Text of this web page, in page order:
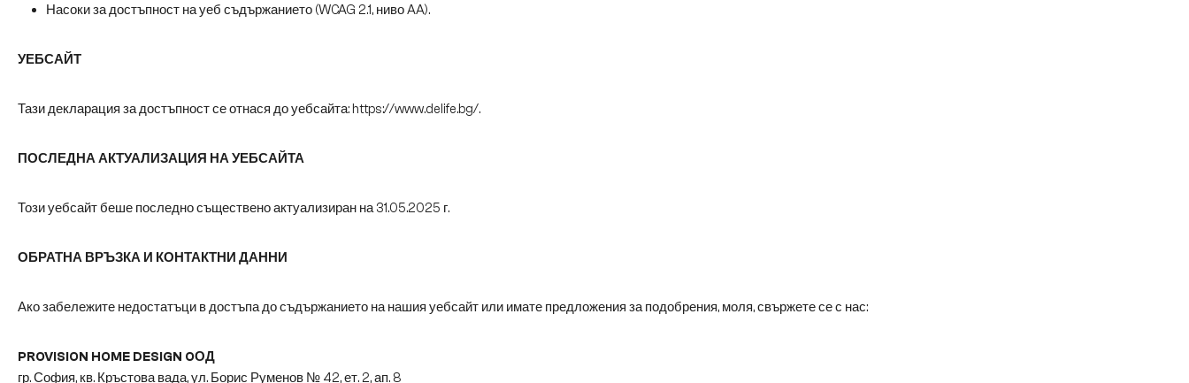
Насоки за достъпност на уеб съдържанието (WCAG 2.1, ниво AA).
УЕБСАЙТ
Тази декларация за достъпност се отнася до уебсайта: https://www.delife.bg/.
ПОСЛЕДНА АКТУАЛИЗАЦИЯ НА УЕБСАЙТА
Този уебсайт беше последно съществено актуализиран на 31.05.2025 г.
ОБРАТНА ВРЪЗКА И КОНТАКТНИ ДАННИ
Ако забележите недостатъци в достъпа до съдържанието на нашия уебсайт или имате предложения за подобрения, моля, свържете се с нас:
PROVISION HOME DESIGN OОД
гр. София, кв. Кръстова вада, ул. Борис Руменов № 42, ет. 2, ап. 8